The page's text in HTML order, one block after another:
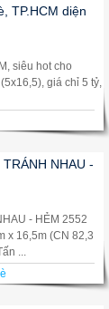
TP.HCM diện
siêu hot cho
giá chỉ 5 tỷ,
NHAU -
- HẺM 2552
x 16,5m (CN 82,3
...